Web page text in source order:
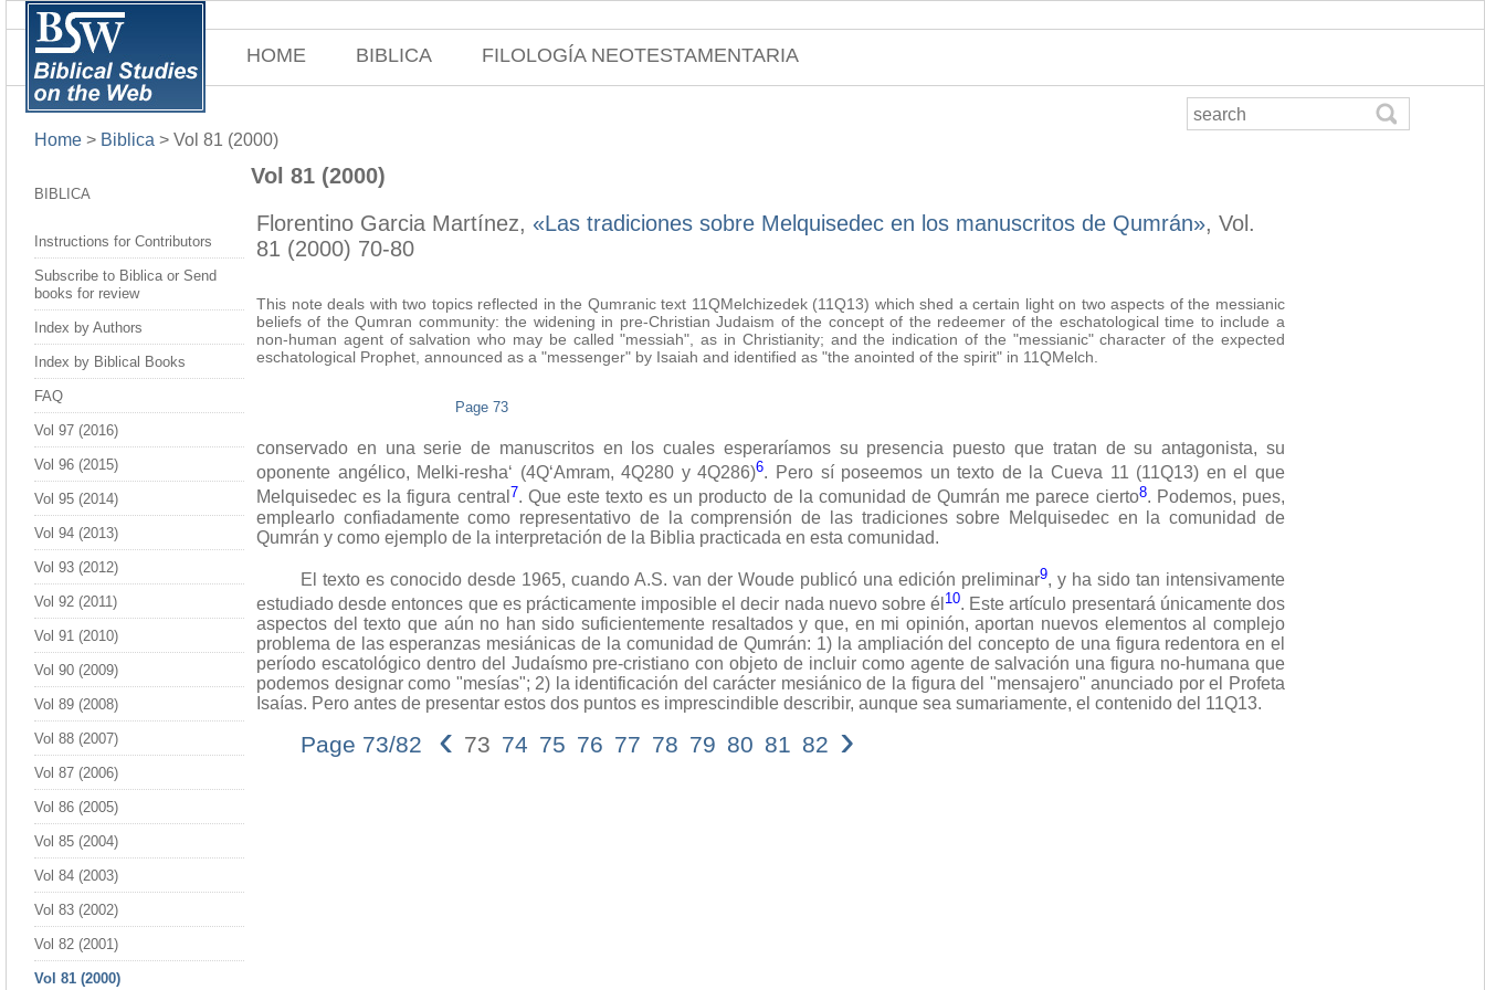
HOME BIBLICA FILOLOGÍA NEOTESTAMENTARIA
Home > Biblica > Vol 81 (2000)
BIBLICA
Instructions for Contributors
Subscribe to Biblica or Send
books for review
Index by Authors
Index by Biblical Books
FAQ
Vol 97 (2016)
Vol 96 (2015)
Vol 95 (2014)
Vol 94 (2013)
Vol 93 (2012)
Vol 92 (2011)
Vol 91 (2010)
Vol 90 (2009)
Vol 89 (2008)
Vol 88 (2007)
Vol 87 (2006)
Vol 86 (2005)
Vol 85 (2004)
Vol 84 (2003)
Vol 83 (2002)
Vol 82 (2001)
Vol 81 (2000)
Vol 81 (2000)
Florentino Garcia Martínez, «Las tradiciones sobre Melquisedec en los manuscritos de Qumrán», Vol.
81 (2000) 70-80
This note deals with two topics reflected in the Qumranic text 11QMelchizedek (11Q13) which shed a certain light on two aspects of the messianic
beliefs of the Qumran community: the widening in pre-Christian Judaism of the concept of the redeemer of the eschatological time to include a
non-human agent of salvation who may be called "messiah", as in Christianity; and the indication of the "messianic" character of the expected
eschatological Prophet, announced as a "messenger" by Isaiah and identified as "the anointed of the spirit" in 11QMelch.
Page 73
conservado en una serie de manuscritos en los cuales esperaríamos su presencia puesto que tratan de su antagonista, su
oponente angélico, Melki-resha‘ (4Q‘Amram, 4Q280 y 4Q286)6. Pero sí poseemos un texto de la Cueva 11 (11Q13) en el que
Melquisedec es la figura central 7. Que este texto es un producto de la comunidad de Qumrán me parece cierto8. Podemos, pues,
emplearlo confiadamente como representativo de la comprensión de las tradiciones sobre Melquisedec en la comunidad de
Qumrán y como ejemplo de la interpretación de la Biblia practicada en esta comunidad.
El texto es conocido desde 1965, cuando A.S. van der Woude publicó una edición preliminar9, y ha sido tan intensivamente
estudiado desde entonces que es prácticamente imposible el decir nada nuevo sobre él 10. Este artículo presentará únicamente dos
aspectos del texto que aún no han sido suficientemente resaltados y que, en mi opinión, aportan nuevos elementos al complejo
problema de las esperanzas mesiánicas de la comunidad de Qumrán: 1) la ampliación del concepto de una figura redentora en el
período escatológico dentro del Judaísmo pre-cristiano con objeto de incluir como agente de salvación una figura no-humana que
podemos designar como "mesías"; 2) la identificación del carácter mesiánico de la figura del "mensajero" anunciado por el Profeta
Isaías. Pero antes de presentar estos dos puntos es imprescindible describir, aunque sea sumariamente, el contenido del 11Q13.
Page 73/82 ‹ 73 74 75 76 77 78 79 80 81 82 ›